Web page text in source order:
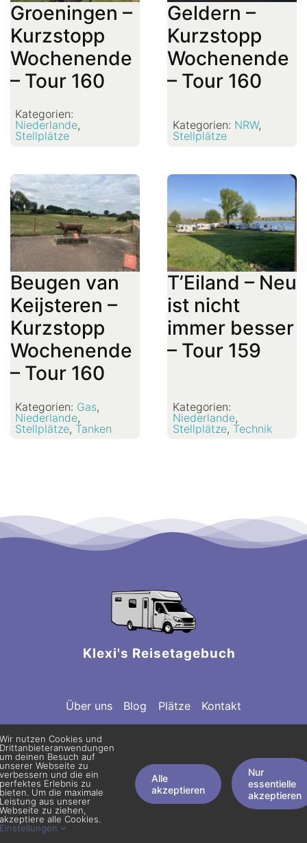
Groeningen –
Kurzstopp
Wochenende
– Tour 160
Kategorien:
Niederlande,
Stellplätze
Geldern –
Kurzstopp
Wochenende
– Tour 160
Kategorien: NRW,
Stellplätze
Beugen van
Keijsteren –
Kurzstopp
Wochenende
– Tour 160
Kategorien: Gas,
Niederlande,
Stellplätze, Tanken
T’Eiland – Neu
ist nicht
immer besser
– Tour 159
Kategorien:
Niederlande,
Stellplätze, Technik
Klexi's Reisetagebuch
Über uns Blog Plätze Kontakt
© Copyright | klex abenteuer | Alle Rechte vorbehalten |Impressum
Datenschutzerklärung
Wir nutzen Cookies und
Drittanbieteranwendungen
um deinen Besuch auf
unserer Webseite zu
verbessern und die ein
perfektes Erlebnis zu
bieten. Um die maximale
Leistung aus unserer
Webseite zu ziehen,
akzeptiere alle Cookies.
Einstellungen
Alle
akzeptieren
Nur
essentielle
akzeptieren